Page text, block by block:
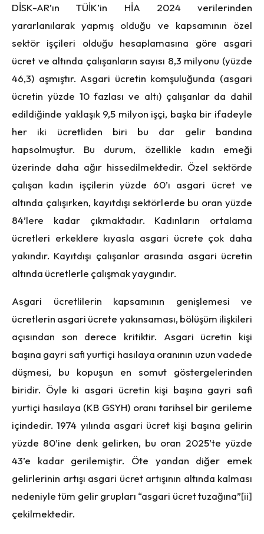
DİSK-AR’ın TÜİK’in HİA 2024 verilerinden
yararlanılarak yapmış olduğu ve kapsamının özel
sektör işçileri olduğu hesaplamasına göre asgari
ücret ve altında çalışanların sayısı 8,3 milyonu (yüzde
46,3) aşmıştır. Asgari ücretin komşuluğunda (asgari
ücretin yüzde 10 fazlası ve altı) çalışanlar da dahil
edildiğinde yaklaşık 9,5 milyon işçi, başka bir ifadeyle
her iki ücretliden biri bu dar gelir bandına
hapsolmuştur. Bu durum, özellikle kadın emeği
üzerinde daha ağır hissedilmektedir. Özel sektörde
çalışan kadın işçilerin yüzde 60’ı asgari ücret ve
altında çalışırken, kayıtdışı sektörlerde bu oran yüzde
84’lere kadar çıkmaktadır. Kadınların ortalama
ücretleri erkeklere kıyasla asgari ücrete çok daha
yakındır. Kayıtdışı çalışanlar arasında asgari ücretin
altında ücretlerle çalışmak yaygındır.
Asgari ücretlilerin kapsamının genişlemesi ve
ücretlerin asgari ücrete yakınsaması, bölüşüm ilişkileri
açısından son derece kritiktir. Asgari ücretin kişi
başına gayri safi yurtiçi hasılaya oranının uzun vadede
düşmesi, bu kopuşun en somut göstergelerinden
biridir. Öyle ki asgari ücretin kişi başına gayri safi
yurtiçi hasılaya (KB GSYH) oranı tarihsel bir gerileme
içindedir. 1974 yılında asgari ücret kişi başına gelirin
yüzde 80’ine denk gelirken, bu oran 2025’te yüzde
43’e kadar gerilemiştir. Öte yandan diğer emek
gelirlerinin artışı asgari ücret artışının altında kalması
nedeniyle tüm gelir grupları “asgari ücret tuzağına”[ii]
çekilmektedir.